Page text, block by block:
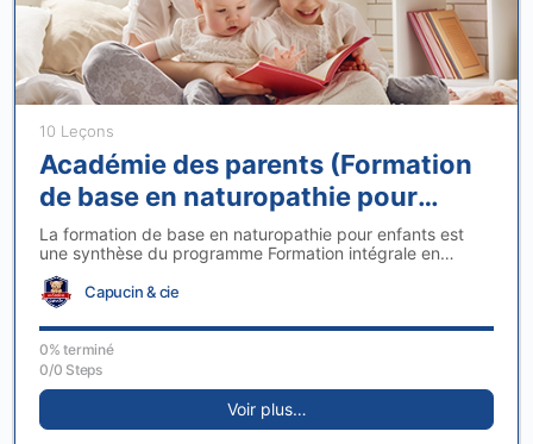
10 Leçons
Académie des parents (Formation
de base en naturopathie pour
enfants)
La formation de base en naturopathie pour enfants est
une synthèse du programme Formation intégrale en
naturopathie pour enfants et…
Capucin & cie
0% terminé
0/0 Steps
Voir plus…